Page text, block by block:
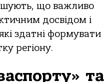
що важливо
досвідом і
здатні формувати
регіону.
та